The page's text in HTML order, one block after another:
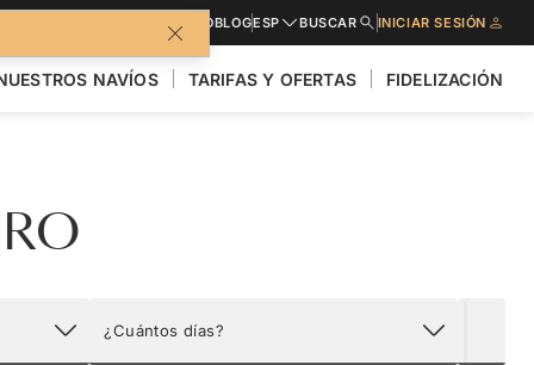
FOLLETOBLOGESP BUSCAR INICIAR SESIÓN
NAVÍOS TARIFAS Y OFERTAS FIDELIZACIÓN
¿Cuántos días?